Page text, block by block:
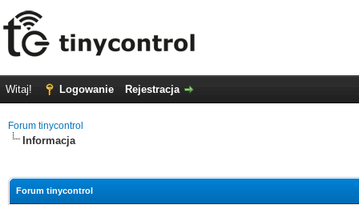
Witaj! Logowanie Rejestracja
Forum tinycontrol
Informacja
Forum tinycontrol